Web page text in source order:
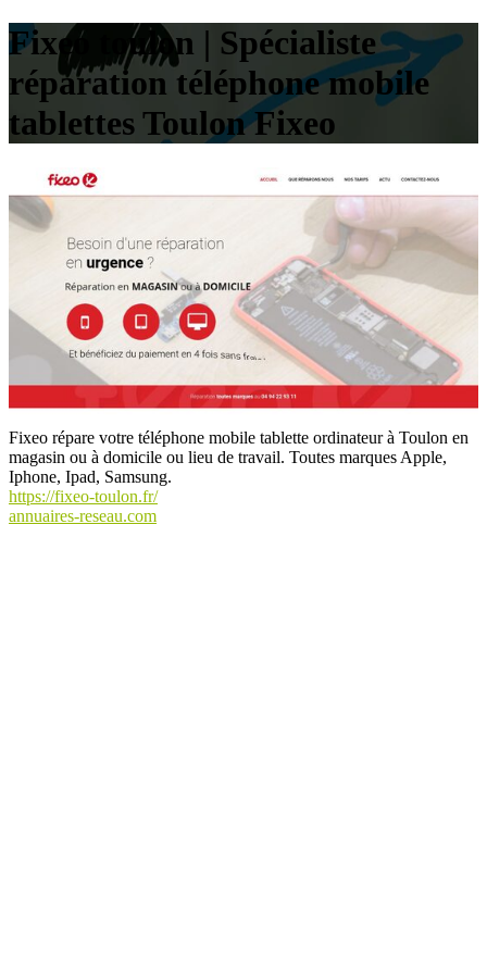
Fixeo toulon | Spécialiste
réparation téléphone mobile
tablettes Toulon Fixeo
Fixeo répare votre téléphone mobile tablette ordinateur à Toulon en
magasin ou à domicile ou lieu de travail. Toutes marques Apple,
Iphone, Ipad, Samsung.
https://fixeo-toulon.fr/
annuaires-reseau.com